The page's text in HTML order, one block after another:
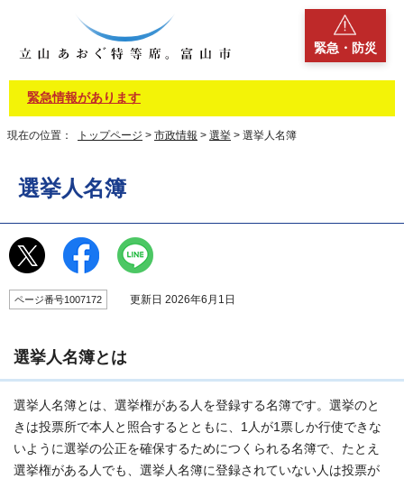
緊急・防災
緊急情報があります
現在の位置： トップページ > 市政情報 > 選挙 > 選挙人名簿
選挙人名簿
ページ番号1007172 更新日 2026年6月1日
選挙人名簿とは
選挙人名簿とは、選挙権がある人を登録する名簿です。選挙のと
きは投票所で本人と照合するとともに、1人が1票しか行使できな
いように選挙の公正を確保するためにつくられる名簿で、たとえ
選挙権がある人でも、選挙人名簿に登録されていない人は投票が